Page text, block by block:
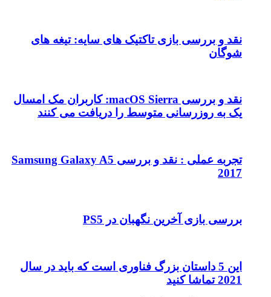
نقد و بررسی بازی تاکتیک های سایه: تیغه های
شوگان
نقد و بررسی macOS Sierra: کاربران مک امسال
یک به روزرسانی متوسط را دریافت می کنند
تجربه عملی : نقد و بررسی Samsung Galaxy A5
2017
بررسی بازی آخرین نگهبان در PS5
این 5 داستان بزرگ فناوری است که باید در سال
2021 تماشا کنید